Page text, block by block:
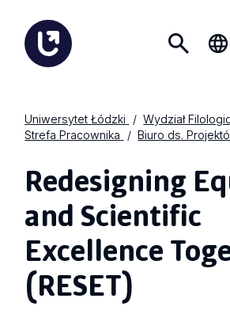
Uniwersytet Łódzki
Wydział
Strefa Pracownika
Biuro ds.
Redesigning
and Scientific
Excellence
(RESET)